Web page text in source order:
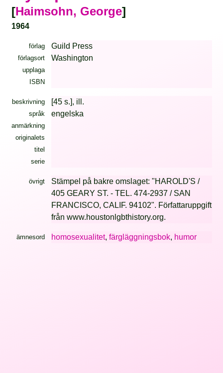
[Haimsohn, George]
1964
förlag Guild Press
förlagsort Washington
upplaga
ISBN
beskrivning [45 s.], ill.
språk engelska
anmärkning
originalets
titel
serie
övrigt
Stämpel på bakre omslaget: "HAROLD'S /
405 GEARY ST. - TEL. 474-2937 / SAN
FRANCISCO, CALIF. 94102". Författaruppgift
från www.houstonlgbthistory.org.
ämnesord homosexualitet, färgläggningsbok, humor